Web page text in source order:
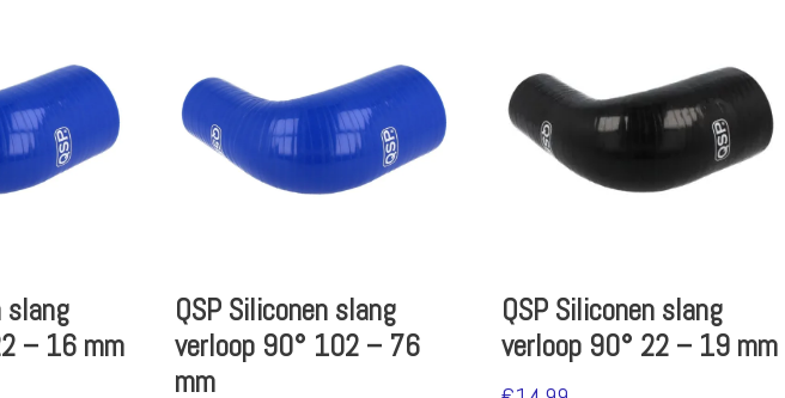
slang
– 16 mm
QSP Siliconen slang
verloop 90° 102 – 76
mm
QSP Siliconen slang
verloop 90° 22 – 19 mm